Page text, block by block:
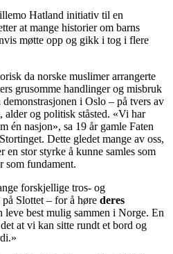
Hatland initiativ til en
at mange historier om barns
møtte opp og gikk i tog i flere
da norske muslimer arrangerte
grusomme handlinger og misbruk
i Oslo – på tvers av
og politisk ståsted. «Vi har
én nasjon», sa 19 år gamle Faten
Dette gledet mange av oss,
en stor styrke å kunne samles som
som fundament.
forskjellige tros- og
Slottet – for å høre deres
best mulig sammen i Norge. En
at vi kan sitte rundt et bord og